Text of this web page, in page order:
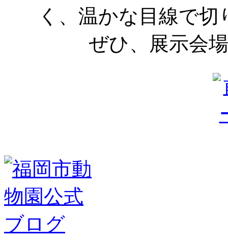
く、温かな目線で
ぜひ、展示会